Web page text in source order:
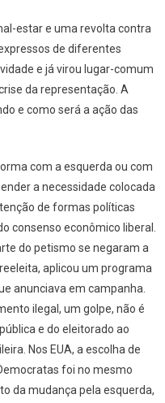
estar e uma revolta contra
de diferentes
e já virou lugar-comum
da representação. A
e como será a ação das
com a esquerda ou com
a necessidade colocada
de formas políticas
consenso econômico liberal.
do petismo se negaram a
aplicou um programa
anunciava em campanha.
ilegal, um golpe, não é
e do eleitorado ao
Nos EUA, a escolha de
foi no mesmo
da mudança pela esquerda,